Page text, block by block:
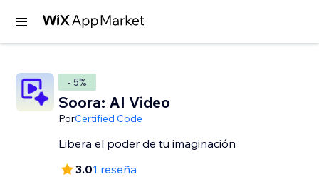
- 5%
Soora: AI Video
PorCertified Code
Libera el poder de tu imaginación
3.01 reseña